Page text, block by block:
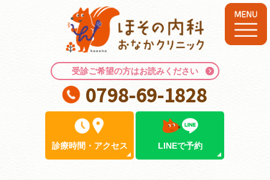
受診ご希望の方はお読みください
0798-69-1828
診療時間 ・ アクセス LINEで予約